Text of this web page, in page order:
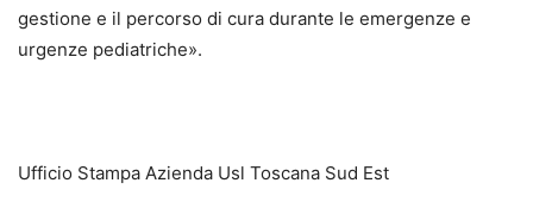
gestione e il percorso di cura durante le emergenze e
urgenze pediatriche».
Ufficio Stampa Azienda Usl Toscana Sud Est